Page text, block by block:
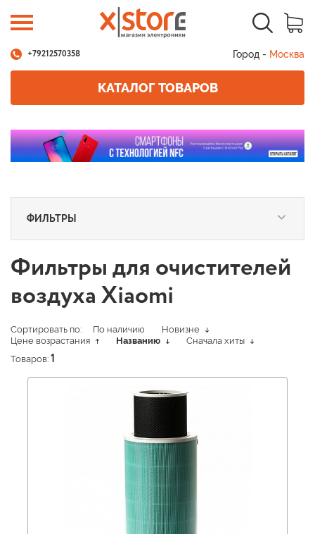
+79212570358 Город - Москва
КАТАЛОГ ТОВАРОВ
ФИЛЬТРЫ
Фильтры для очистителей
воздуха Xiaomi
Сортировать по: По наличию
Новизне
Цене возрастания
Названию
Сначала хиты
Товаров: 1